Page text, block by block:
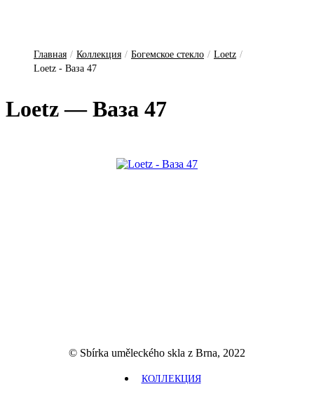
Главная / Коллекция / Богемское стекло / Loetz /
Loetz - Ваза 47
Loetz — Ваза 47
© Sbírka uměleckého skla z Brna, 2022
КОЛЛЕКЦИЯ